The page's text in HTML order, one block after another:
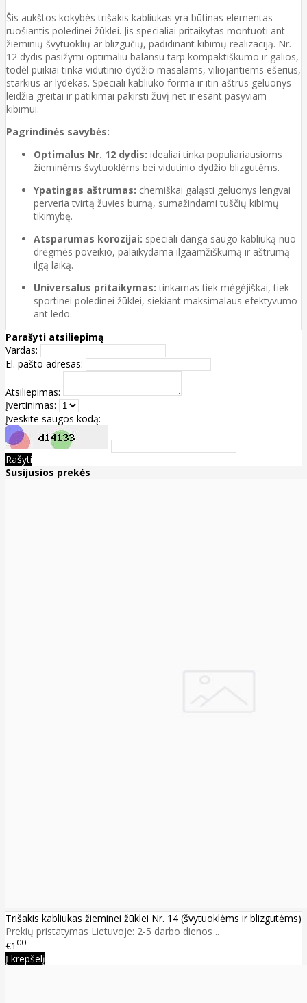
Šis aukštos kokybės trišakis kabliukas yra būtinas elementas
ruošiantis poledinei žūklei. Jis specialiai pritaikytas montuoti ant
žieminių švytuoklių ar blizgučių, padidinant kibimų realizaciją. Nr.
12 dydis pasižymi optimaliu balansu tarp kompaktiškumo ir galios,
todėl puikiai tinka vidutinio dydžio masalams, viliojantiems ešerius,
starkius ar lydekas. Speciali kabliuko forma ir itin aštrūs geluonys
leidžia greitai ir patikimai pakirsti žuvį net ir esant pasyviam
kibimui.
Pagrindinės savybės:
Optimalus Nr. 12 dydis: idealiai tinka populiariausioms
žieminėms švytuoklėms bei vidutinio dydžio blizgutėms.
Ypatingas aštrumas: chemiškai galąsti geluonys lengvai
perveria tvirtą žuvies burną, sumažindami tuščių kibimų
tikimybę.
Atsparumas korozijai: speciali danga saugo kabliuką nuo
drėgmės poveikio, palaikydama ilgaamžiškumą ir aštrumą
ilgą laiką.
Universalus pritaikymas: tinkamas tiek mėgėjiškai, tiek
sportinei poledinei žūklei, siekiant maksimalaus efektyvumo
ant ledo.
Parašyti atsiliepimą
Vardas:
El. pašto adresas:
Atsiliepimas:
Įvertinimas:
Įveskite saugos kodą:
Rašyti
Susijusios prekės
Trišakis kabliukas žieminei žūklei Nr. 14 (švytuoklėms ir blizgutėms)
Prekių pristatymas Lietuvoje: 2-5 darbo dienos ..
€1 00
Į krepšelį